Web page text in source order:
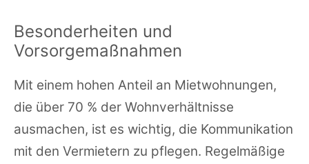
Besonderheiten und
Vorsorgemaßnahmen
Mit einem hohen Anteil an Mietwohnungen,
die über 70 % der Wohnverhältnisse
ausmachen, ist es wichtig, die Kommunikation
mit den Vermietern zu pflegen. Regelmäßige